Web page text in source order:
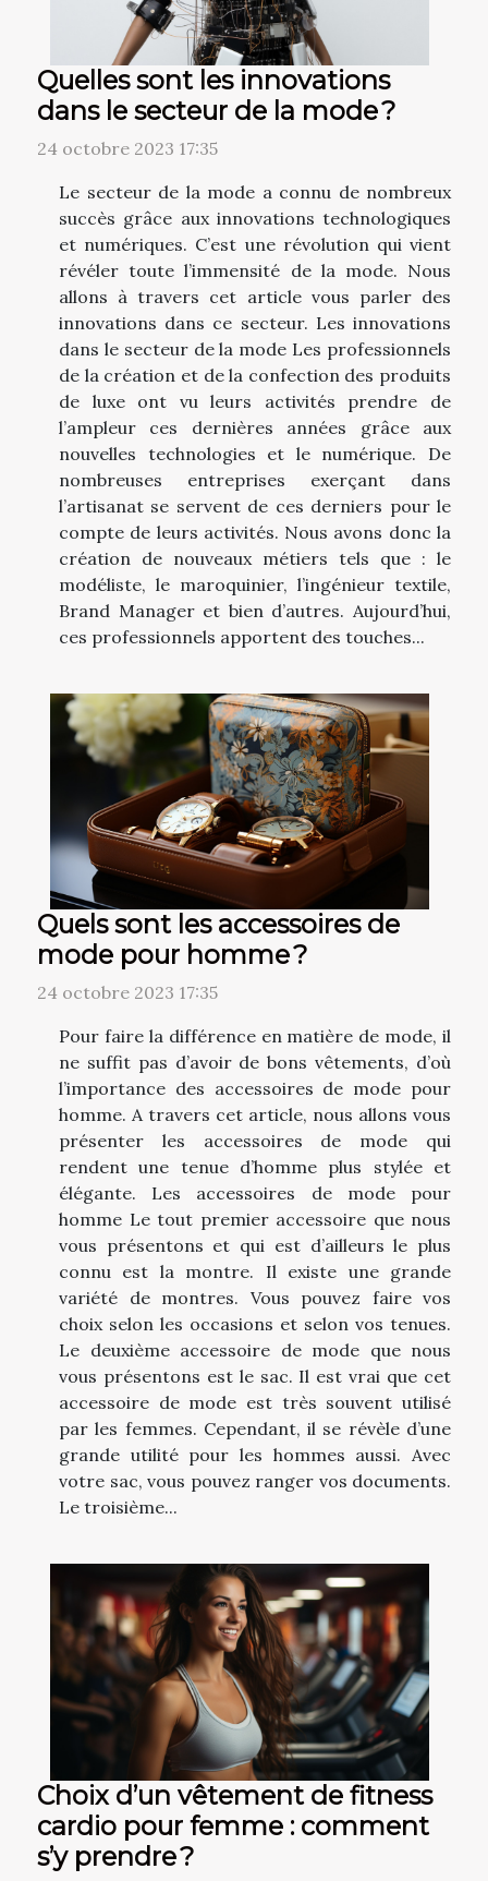
Quelles sont les innovations
dans le secteur de la mode ?
24 octobre 2023 17:35
Le secteur de la mode a connu de nombreux
succès grâce aux innovations technologiques
et numériques. C’est une révolution qui vient
révéler toute l’immensité de la mode. Nous
allons à travers cet article vous parler des
innovations dans ce secteur. Les innovations
dans le secteur de la mode Les professionnels
de la création et de la confection des produits
de luxe ont vu leurs activités prendre de
l’ampleur ces dernières années grâce aux
nouvelles technologies et le numérique. De
nombreuses entreprises exerçant dans
l’artisanat se servent de ces derniers pour le
compte de leurs activités. Nous avons donc la
création de nouveaux métiers tels que : le
modéliste, le maroquinier, l’ingénieur textile,
Brand Manager et bien d’autres. Aujourd’hui,
ces professionnels apportent des touches...
Quels sont les accessoires de
mode pour homme ?
24 octobre 2023 17:35
Pour faire la différence en matière de mode, il
ne suffit pas d’avoir de bons vêtements, d’où
l’importance des accessoires de mode pour
homme. A travers cet article, nous allons vous
présenter les accessoires de mode qui
rendent une tenue d’homme plus stylée et
élégante. Les accessoires de mode pour
homme Le tout premier accessoire que nous
vous présentons et qui est d’ailleurs le plus
connu est la montre. Il existe une grande
variété de montres. Vous pouvez faire vos
choix selon les occasions et selon vos tenues.
Le deuxième accessoire de mode que nous
vous présentons est le sac. Il est vrai que cet
accessoire de mode est très souvent utilisé
par les femmes. Cependant, il se révèle d’une
grande utilité pour les hommes aussi. Avec
votre sac, vous pouvez ranger vos documents.
Le troisième...
Choix d’un vêtement de fitness
cardio pour femme : comment
s’y prendre ?